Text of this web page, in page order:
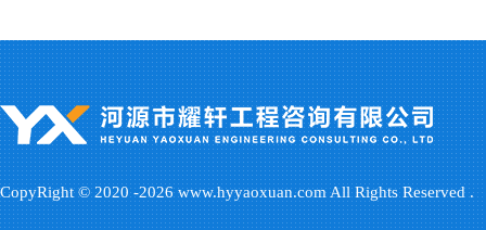
CopyRight © 2020 -2026www.hyyaoxuan.comAll Rights Reserved .